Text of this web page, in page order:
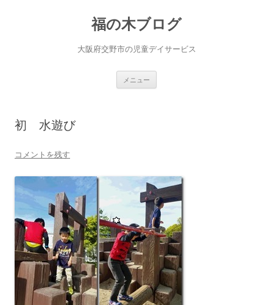
福の木ブログ
大阪府交野市の児童デイサービス
メニュー
初 水遊び
コメントを残す